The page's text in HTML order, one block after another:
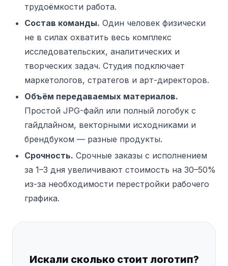
трудоёмкости работа.
Состав команды. Один человек физически
не в силах охватить весь комплекс
исследовательских, аналитических и
творческих задач. Студия подключает
маркетологов, стратегов и арт-директоров.
Объём передаваемых материалов.
Простой JPG-файл или полный логобук с
гайдлайном, векторными исходниками и
брендбуком — разные продукты.
Срочность. Срочные заказы с исполнением
за 1–3 дня увеличивают стоимость на 30–50%
из-за необходимости перестройки рабочего
графика.
Искали сколько стоит логотип?